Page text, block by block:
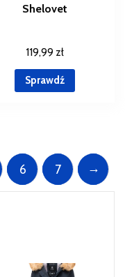
Shelovet
119,99 zł
Sprawdź
6 7 →